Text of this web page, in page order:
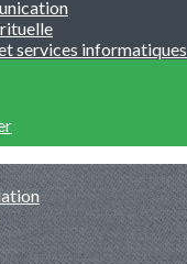
services informatiques